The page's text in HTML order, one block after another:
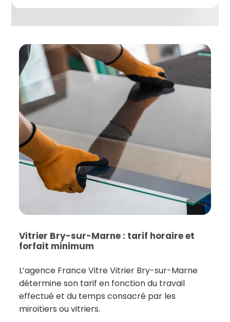
Vitrier Bry-sur-Marne : tarif horaire et
forfait minimum
L’agence France Vitre Vitrier Bry-sur-Marne
détermine son tarif en fonction du travail
effectué et du temps consacré par les
miroitiers ou vitriers.